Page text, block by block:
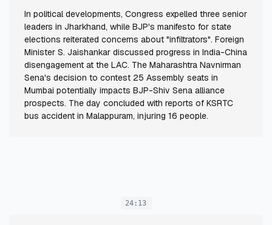
In political developments, Congress expelled three senior
leaders in Jharkhand, while BJP's manifesto for state
elections reiterated concerns about "infiltrators". Foreign
Minister S. Jaishankar discussed progress in India-China
disengagement at the LAC. The Maharashtra Navnirman
Sena's decision to contest 25 Assembly seats in
Mumbai potentially impacts BJP-Shiv Sena alliance
prospects. The day concluded with reports of KSRTC
bus accident in Malappuram, injuring 16 people.
24:13